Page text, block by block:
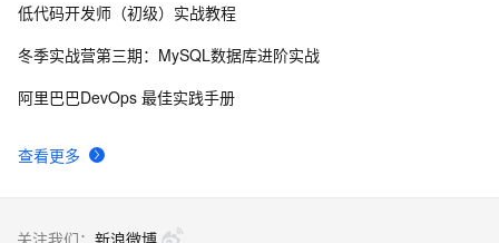
8 思科路由器的密码恢复
查看更多
低代码开发师（初级）实战教程
冬季实战营第三期：MySQL数据库进阶实战
阿里巴巴DevOps 最佳实践手册